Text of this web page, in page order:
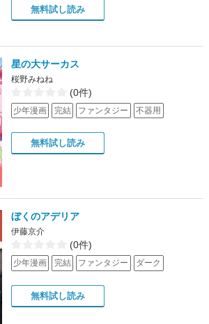
無料試し読み
星の大サーカス
桜野みねね
(0件)
少年漫画 完結 ファンタジー 不器用
無料試し読み
ぼくのアデリア
伊藤京介
(0件)
少年漫画 完結 ファンタジー ダーク
無料試し読み